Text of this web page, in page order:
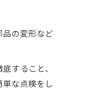
の変形など
すること、
な点検をし